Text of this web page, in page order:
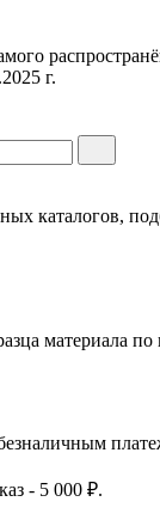
г.
каталогов,
материала
- 5 000 ₽.